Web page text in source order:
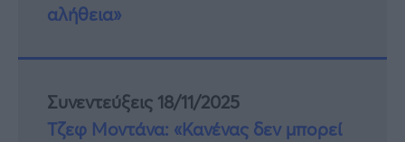
αλήθεια»
Συνεντεύξεις 18/11/2025
Τζεφ Μοντάνα: «Κανένας δεν μπορεί